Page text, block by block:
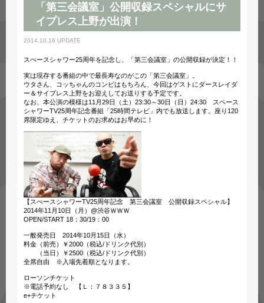
「第三会議室」公開収録スペシャルにサ
イプレス上野が出演！
2014.10.16 UPDATE
スぺースシャワー25周年を記念し、「第三会議室」の公開収録が決定！！
実は現存する番組の中で最長寿なのがこの「第三会議室」。
ウタさん、コッちゃんのコンビはもちろん、今回はゲストにダースレイダ
ー＆サイプレス上野をお迎えしてお送りする予定です。
なお、本公演の模様は11月29日（土）23:30～30日（日）24:30 スペース
シャワーTV25周年記念番組「25時間テレビ」内でも放送します。座り120
席限定ゆえ、チケットのお求めはお早めに！
【スぺースシャワーTV25周年記念 第三会議室 公開収録スペシャル】
2014年11月10日（月）@渋谷ＷＷＷ
OPEN/START 18：30/19：00
一般発売日 2014年10月15日（水）
料金（前売）￥2000（税込/ドリンク代別）
（当日）￥2500（税込/ドリンク代別）
全席自由 ※入場先着順となります。
ローソンチケット
※電話予約なし 【Ｌ：７８３３５】
e+チケット